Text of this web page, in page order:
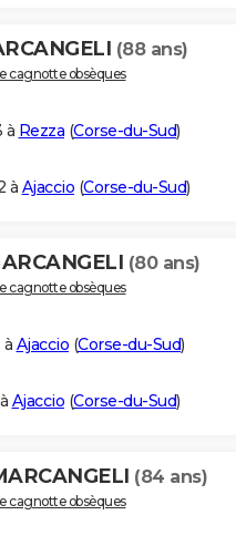
(88 ans)
cagnotte obsèques
à Rezza (Corse-du-Sud)
à Ajaccio (Corse-du-Sud)
(80 ans)
cagnotte obsèques
à Ajaccio (Corse-du-Sud)
Ajaccio (Corse-du-Sud)
(84 ans)
cagnotte obsèques